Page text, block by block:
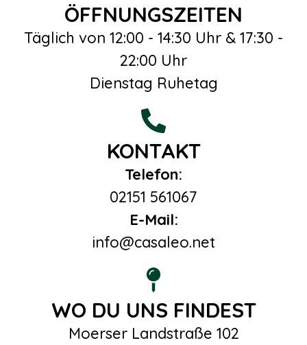
ÖFFNUNGSZEITEN
Täglich von 12:00 - 14:30 Uhr & 17:30 -
22:00 Uhr
Dienstag Ruhetag
KONTAKT
Telefon:
02151 561067
E-Mail:
info@casaleo.net
WO DU UNS FINDEST
Moerser Landstraße 102